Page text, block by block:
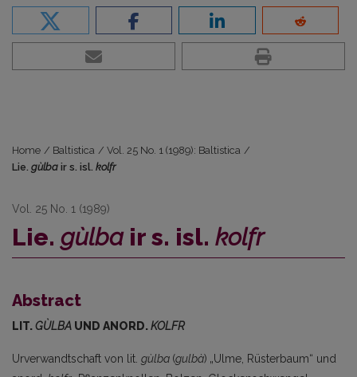
Home / Baltistica / Vol. 25 No. 1 (1989): Baltistica /
Lie. gùlba ir s. isl. kolfr
Vol. 25 No. 1 (1989)
Lie. gùlbair s. isl. kolfr
Abstract
LIT.GÙLBA UND ANORD.KOLFR
Urverwandtschaft von lit. gùlba (gulbà) „Ulme, Rüsterbaum“ und